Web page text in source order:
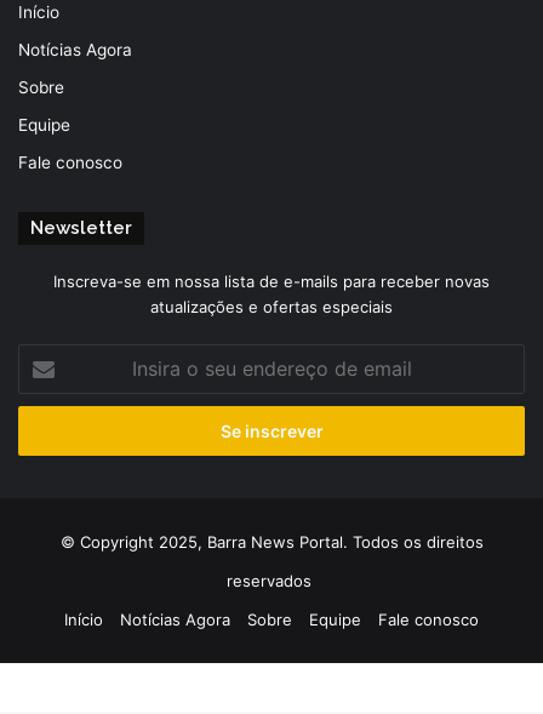
Início
Notícias Agora
Sobre
Equipe
Fale conosco
Newsletter
Inscreva-se em nossa lista de e-mails para receber novas
atualizações e ofertas especiais
seu
de
© Copyright 2025, Barra News Portal. Todos os direitos
reservados
Início
Notícias Agora Sobre Equipe Fale conosco